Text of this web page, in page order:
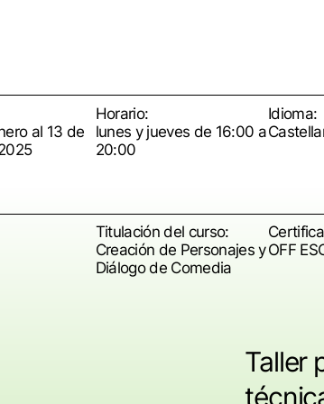
al 13 de
Horario:
lunes y jueves de 16:00 a
20:00
Idioma:
Titulación del curso:
Creación de Personajes y
Diálogo de Comedia
OFF
Taller